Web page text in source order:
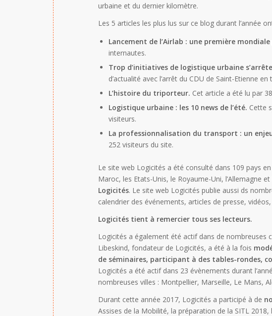
urbaine et du dernier kilomètre.
Les 5 articles les plus lus sur ce blog durant l’année
Lancement de l’Airlab : une première
internautes.
Trop d’initiatives de logistique urbaine
d’actualité avec l’arrêt du CDU de Saint-Etienne
L’histoire du triporteur. Cet article a été lu par
Logistique urbaine : les 10 news de l’été. Cette
visiteurs.
La professionnalisation du transport : un
252 visiteurs du site.
Le site web Logicités a été consulté dans 109 pays
Maroc, les Etats-Unis, le Royaume-Uni, l’Allemagne et
Logicités. Le site web Logicités publie aussi ds
calendrier des événements, articles de presse,
Logicités tient à remercier tous ses lecteurs.
Logicités a également été actif dans de nombreuses
Libeskind, fondateur de Logicités, a été à la fois
de séminaires, participant à des tables-rondes,
Logicités a été actif dans 23 évènements durant
nombreuses villes : Montpellier, Marseille, Le Mans,
Durant cette année 2017, Logicités a participé à de
Assises de la Mobilité, la préparation de la SITL